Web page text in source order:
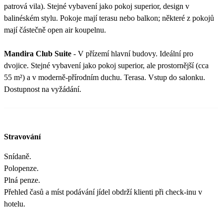
patrová vila). Stejné vybavení jako pokoj superior, design v
balinéském stylu. Pokoje mají terasu nebo balkon; některé z pokojů
mají částečně open air koupelnu.
Mandira Club Suite - V přízemí hlavní budovy. Ideální pro
dvojice. Stejné vybavení jako pokoj superior, ale prostornější (cca
55 m²) a v moderně-přírodním duchu. Terasa. Vstup do salonku.
Dostupnost na vyžádání.
Stravování
Snídaně.
Polopenze.
Plná penze.
Přehled časů a míst podávání jídel obdrží klienti při check-inu v
hotelu.